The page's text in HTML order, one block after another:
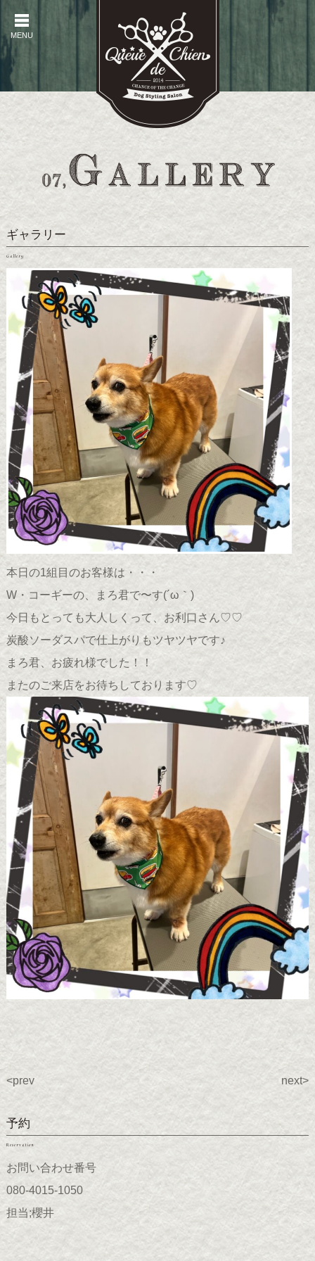
MENU
ギャラリー
Gallery
本日の1組目のお客様は・・・
W・コーギーの、まろ君で〜す(´ω｀ )
今日もとっても大人しくって、お利口さん♡♡
炭酸ソーダスパで仕上がりもツヤツヤです♪
まろ君、お疲れ様でした！！
またのご来店をお待ちしております♡
<prev next>
予約
Reservation
お問い合わせ番号
080-4015-1050
担当;櫻井